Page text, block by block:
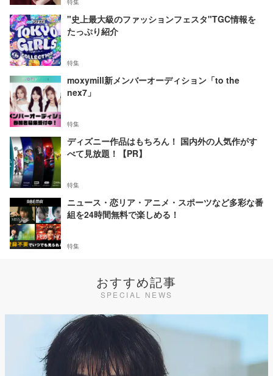
特集
"史上最大級のファッションフェスタ"TGC情報を
たっぷり紹介
特集
moxymill新メンバーオーディション「to the
nex7」
特集
ディズニー作品はもちろん！ 国内外の人気作がす
べて見放題！【PR】
特集
ニュース・恋リア・アニメ・スポーツなど多彩な番
組を24時間無料で楽しめる！
特集
おすすめ記事
SPECIAL NEWS